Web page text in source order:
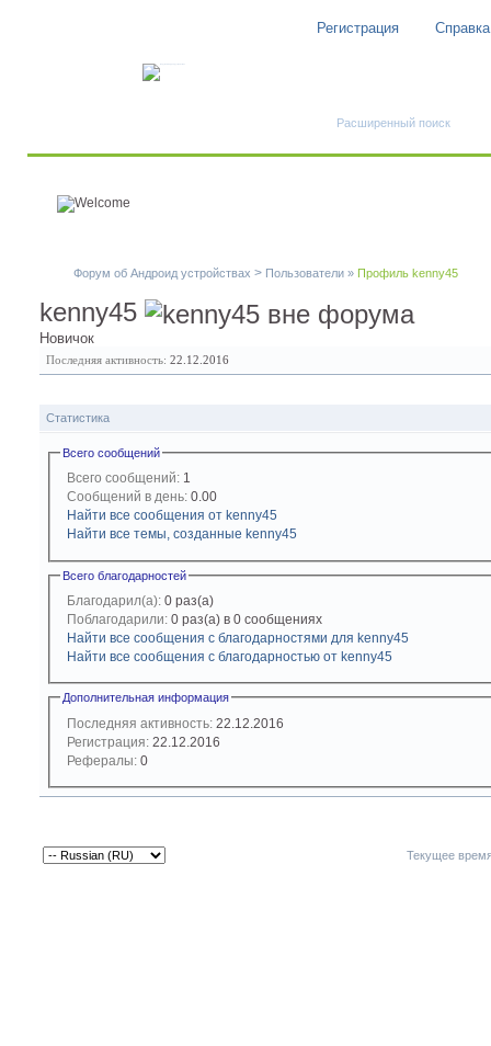
Регистрация Справка
Расширенный поиск
Форум об Андроид устройствах > Пользователи » Профиль kenny45
kenny45
Новичок
Последняя активность: 22.12.2016
Статистика
Всего сообщений
Всего сообщений: 1
Сообщений в день: 0.00
Найти все сообщения от kenny45
Найти все темы, созданные kenny45
Всего благодарностей
Благодарил(а): 0 раз(а)
Поблагодарили: 0 раз(а) в 0 сообщениях
Найти все сообщения с благодарностями для kenny45
Найти все сообщения с благодарностью от kenny45
Дополнительная информация
Последняя активность: 22.12.2016
Регистрация: 22.12.2016
Рефералы: 0
Текущее